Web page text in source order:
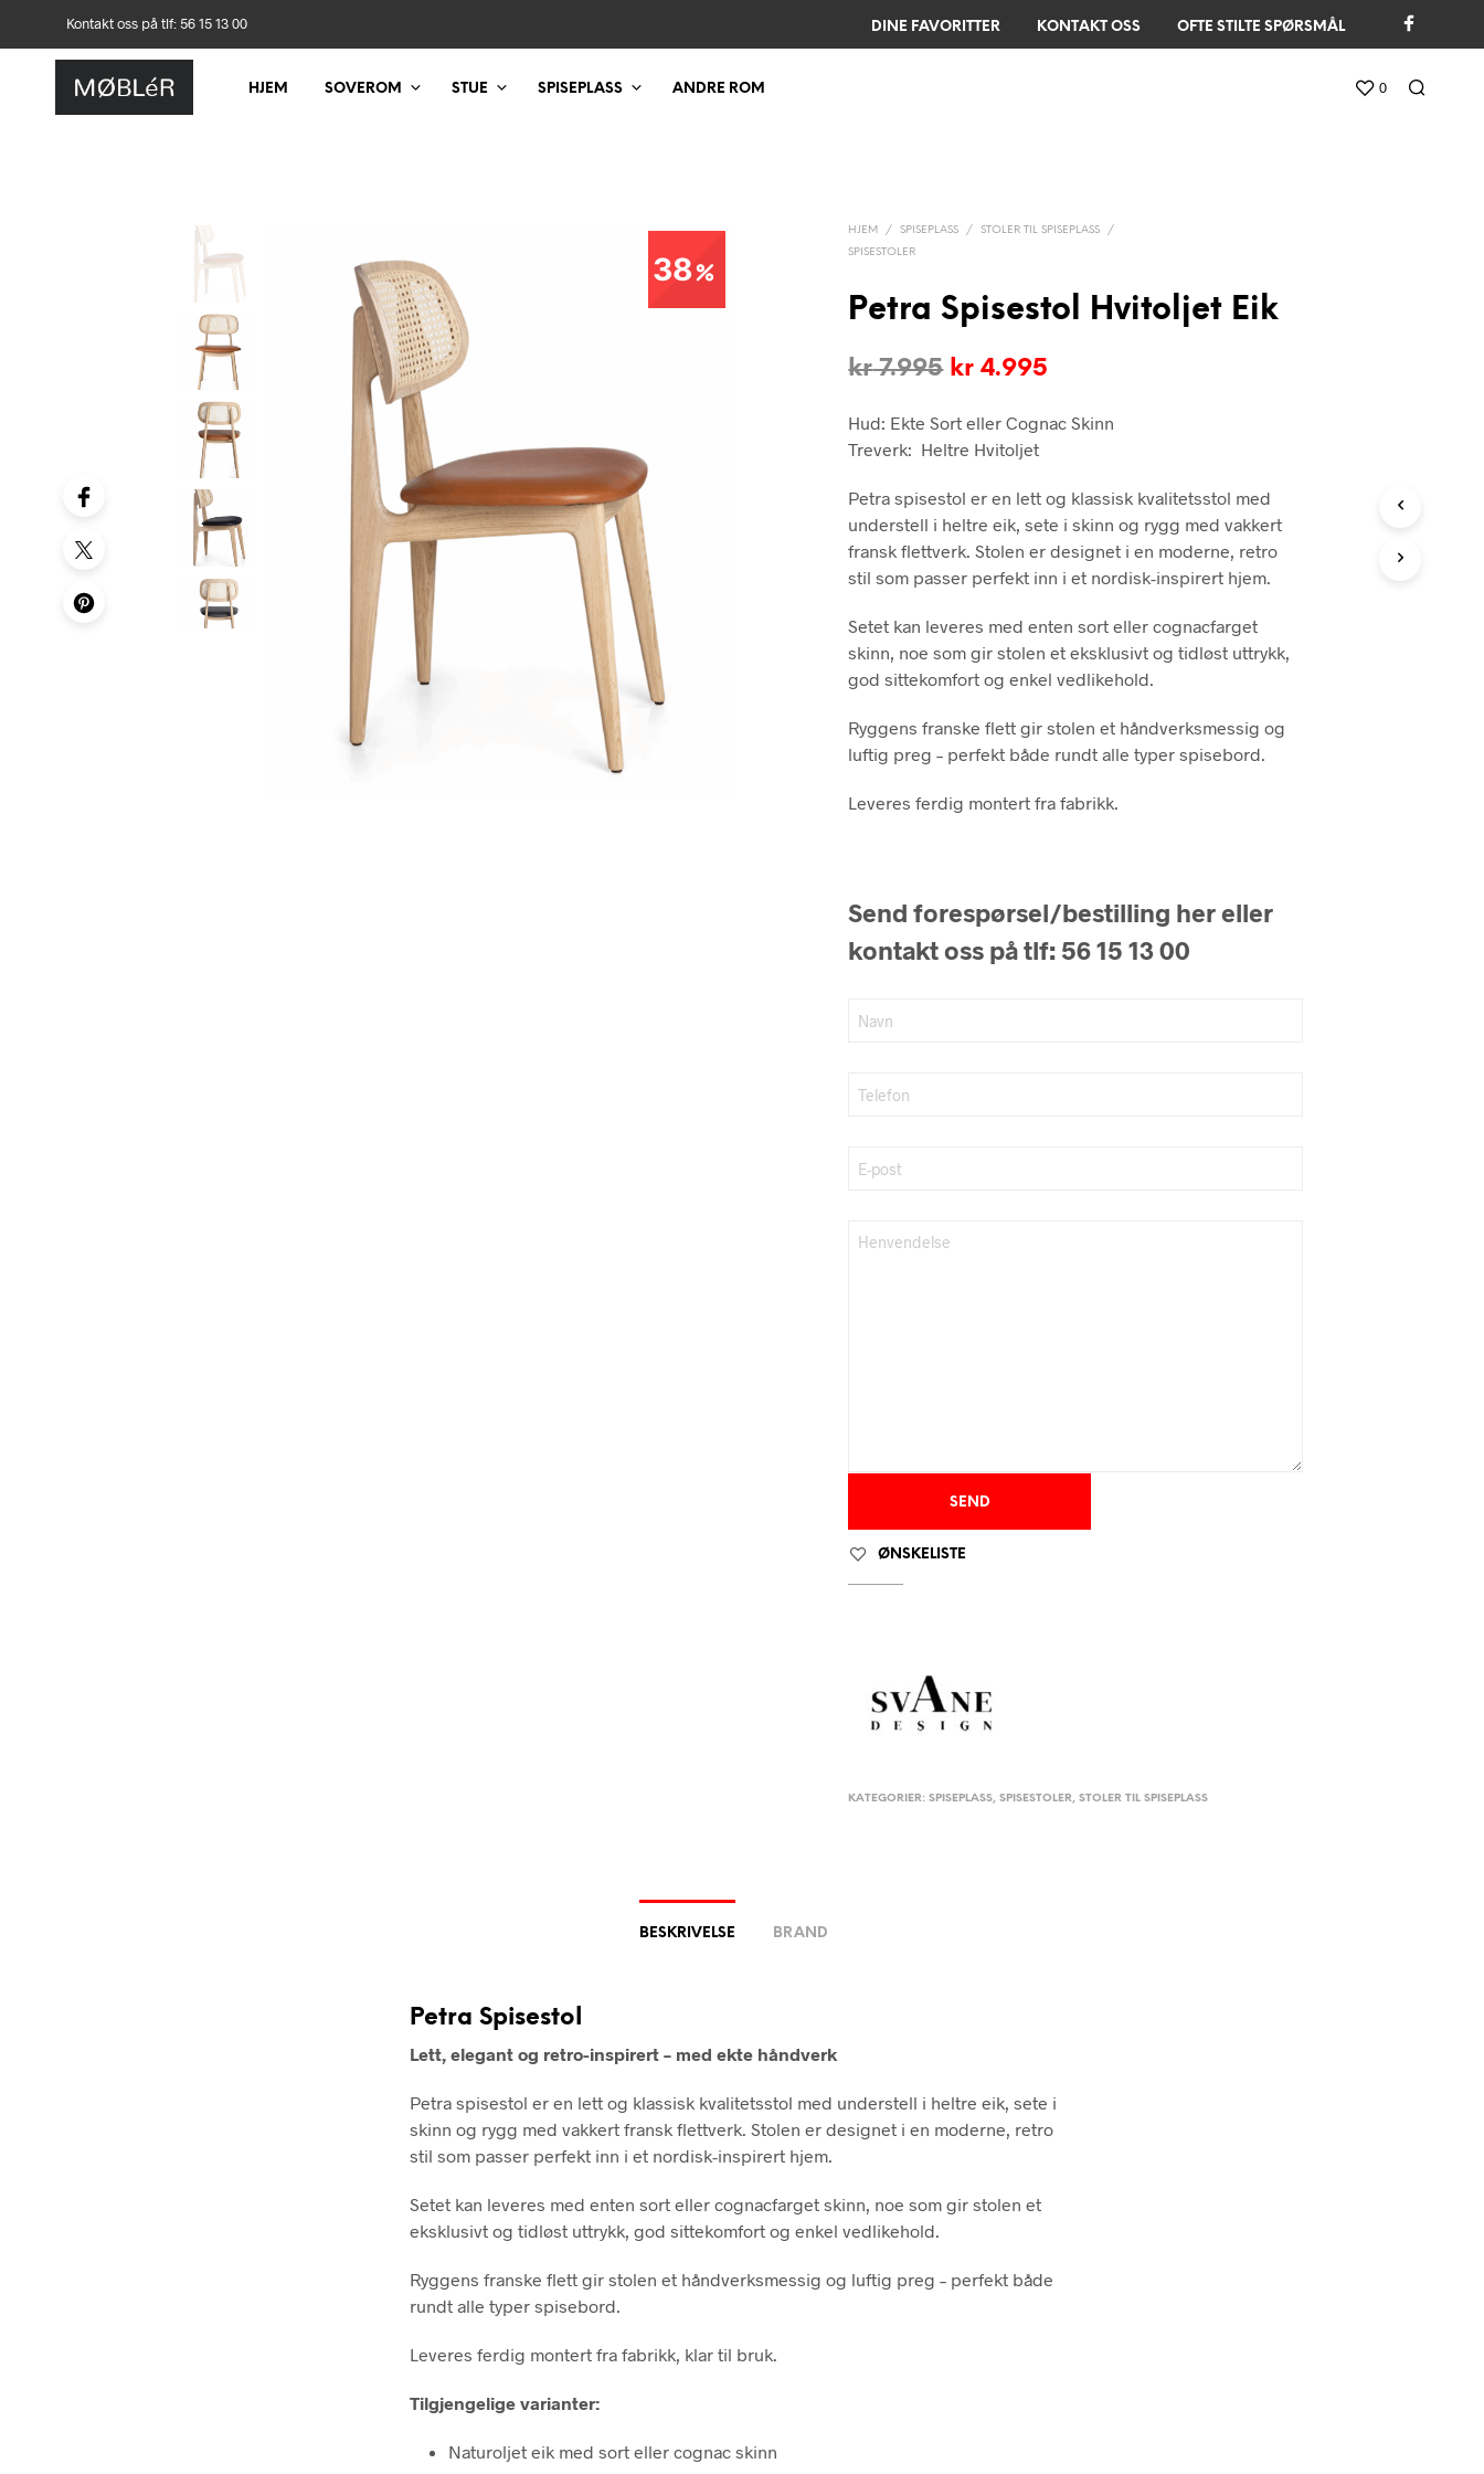
Kontakt oss på tlf: 56 15 13 00 DINE FAVORITTER KONTAKT OSS OFTE STILTE SPØRSMÅL
HJEM SOVEROM STUE SPISEPLASS ANDRE ROM 0
38
HJEM / SPISEPLASS / STOLER TIL SPISEPLASS
/
SPISESTOLER
Petra Spisestol Hvitoljet Eik
kr7.995 Opprinnelig
var:
kr 4.995
Hud: Ekte Sort eller Cognac Skinn
Treverk: Heltre Hvitoljet
Petra spisestol er en lett og klassisk kvalitetsstol med
understell i heltre eik, sete i skinn og rygg med vakkert
fransk flettverk. Stolen er designet i en moderne, retro
stil som passer perfekt inn i et nordisk-inspirert hjem.
Setet kan leveres med enten sort eller cognacfarget
skinn, noe som gir stolen et eksklusivt og tidløst uttrykk,
god sittekomfort og enkel vedlikehold.
Ryggens franske flett gir stolen et håndverksmessig og
luftig preg – perfekt både rundt alle typer spisebord.
Leveres ferdig montert fra fabrikk.
Send forespørsel/bestilling her eller
kontakt oss på tlf: 56 15 13 00
ØNSKELISTE
KATEGORIER:SPISEPLASS,SPISESTOLER,STOLER TIL SPISEPLASS
BESKRIVELSE BRAND
Petra Spisestol
Lett, elegant og retro-inspirert – med ekte håndverk
Petra spisestol er en lett og klassisk kvalitetsstol med understell i heltre eik, sete i
skinn og rygg med vakkert fransk flettverk. Stolen er designet i en moderne, retro
stil som passer perfekt inn i et nordisk-inspirert hjem.
Setet kan leveres med enten sort eller cognacfarget skinn, noe som gir stolen et
eksklusivt og tidløst uttrykk, god sittekomfort og enkel vedlikehold.
Ryggens franske flett gir stolen et håndverksmessig og luftig preg – perfekt både
rundt alle typer spisebord.
Leveres ferdig montert fra fabrikk, klar til bruk.
Tilgjengelige varianter:
Naturoljet eik med sort eller cognac skinn